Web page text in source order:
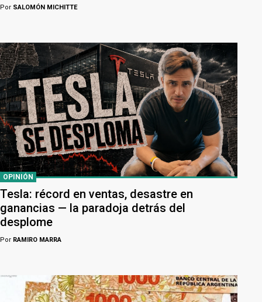
Por SALOMÓN MICHITTE
OPINIÓN
Tesla: récord en ventas, desastre en
ganancias — la paradoja detrás del
desplome
Por RAMIRO MARRA